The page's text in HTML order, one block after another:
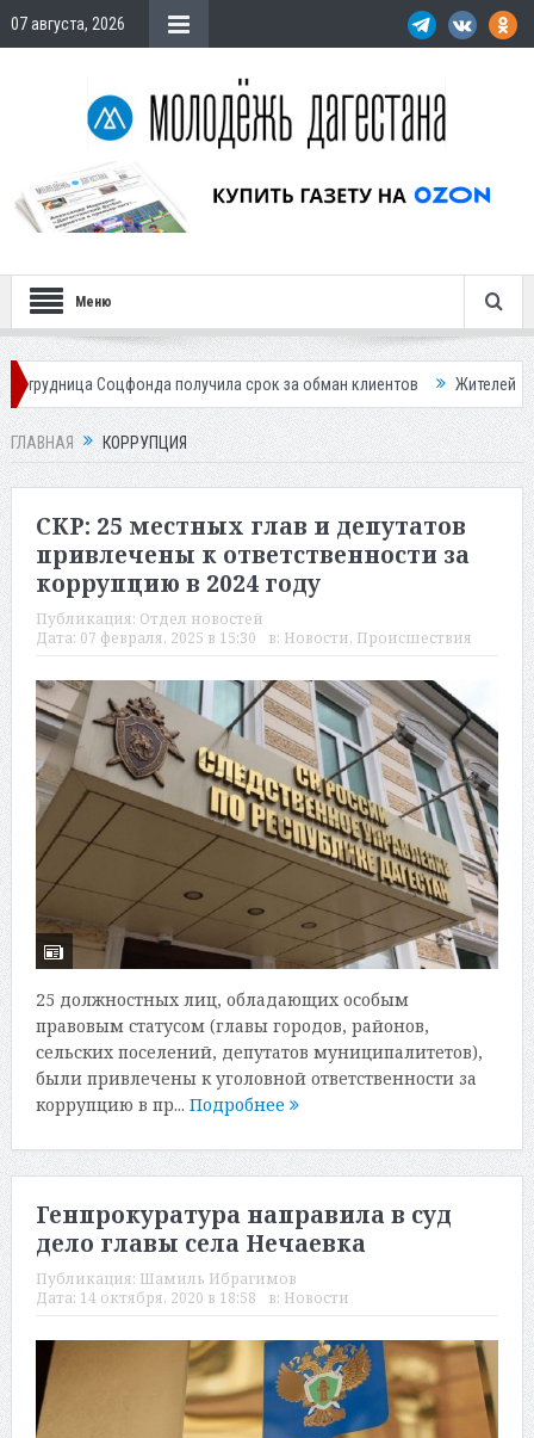
07 августа, 2026
Меню
получила срок за обман клиентов Жителей Дагестана
ГЛАВНАЯ КОРРУПЦИЯ
СКР: 25 местных глав и депутатов
привлечены к ответственности за
коррупцию в 2024 году
Публикация: Отдел новостей
Дата: 07 февраля, 2025 в 15:30 в: Новости, Происшествия
25 должностных лиц, обладающих особым
правовым статусом (главы городов, районов,
сельских поселений, депутатов муниципалитетов),
были привлечены к уголовной ответственности за
коррупцию в пр... Подробнее
Генпрокуратура направила в суд
дело главы села Нечаевка
Публикация: Шамиль Ибрагимов
Дата: 14 октября, 2020 в 18:58 в: Новости